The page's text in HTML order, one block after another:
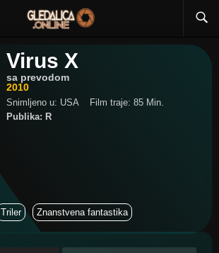
Virus X
sa prevodom
2010
Snimljeno u: USA
Film traje: 85 Min.
Publika: R
Triler Znanstvena fantastika